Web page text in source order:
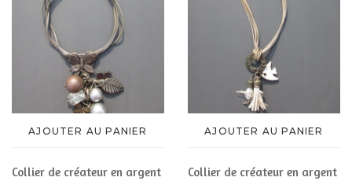
AJOUTER AU PANIER
Collier de créateur en argent
AJOUTER AU PANIER
Collier de créateur en argent